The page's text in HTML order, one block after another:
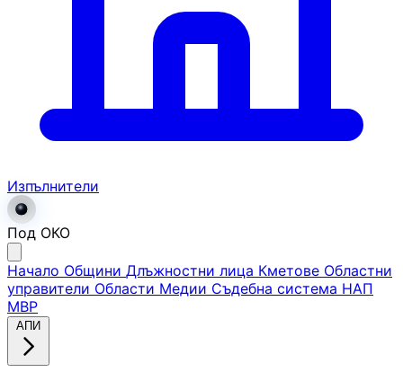
Изпълнители
Под ОКО
Начало Общини Длъжностни лица Кметове Областни
управители Области Медии Съдебна система НАП
МВР
АПИ